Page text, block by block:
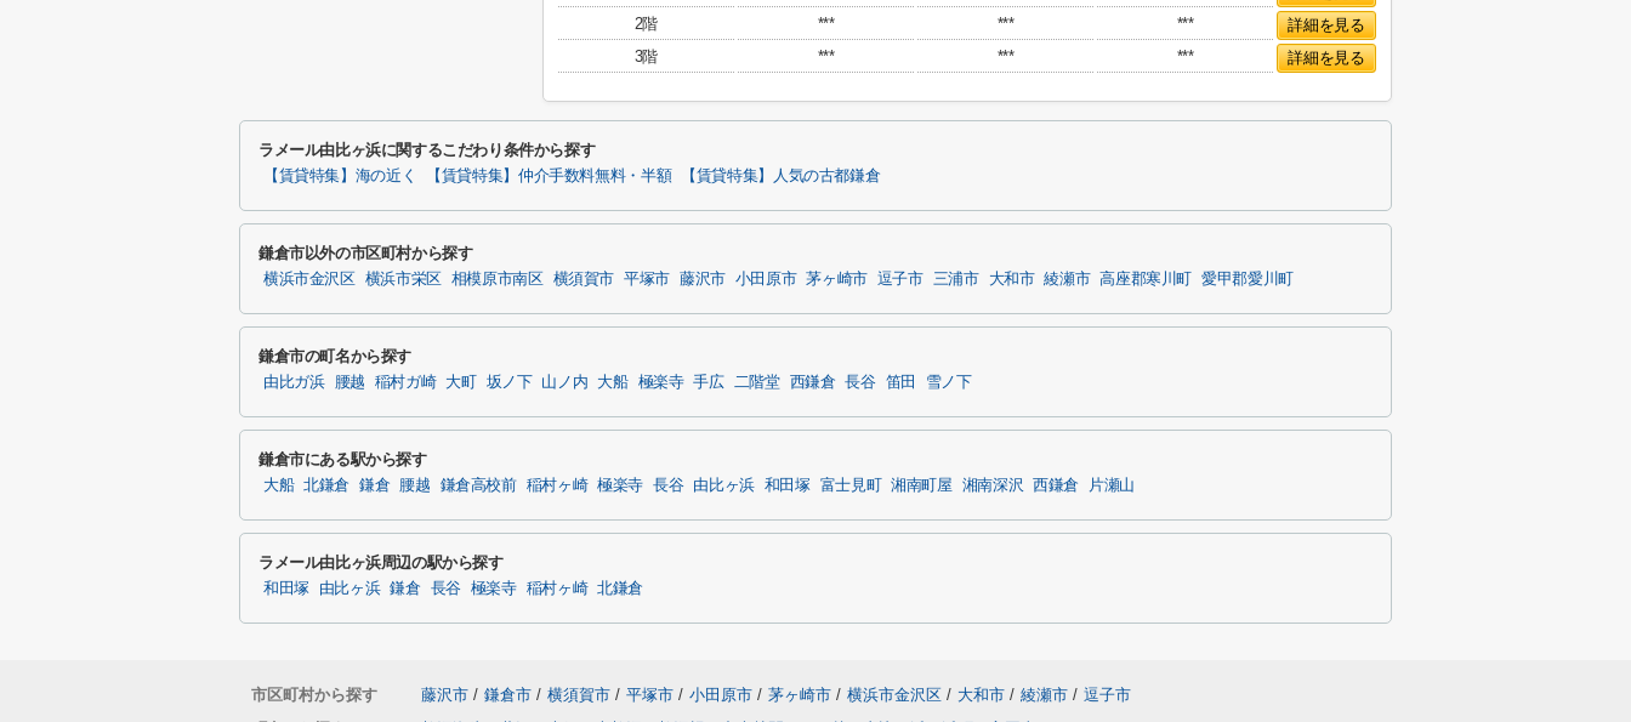
2階
*** *** ***
詳細を見る
3階
*** *** *** 詳細を見る
ラメール由比ヶ浜に関するこだわり条件から探す
【賃貸特集】海の近く 【賃貸特集】仲介手数料無料・半額 【賃貸特集】人気の古都鎌倉
鎌倉市以外の市区町村から探す
横浜市金沢区 横浜市栄区 相模原市南区 横須賀市 平塚市 藤沢市 小田原市 茅ヶ崎市 逗子市 三浦市 大和市 綾瀬市 高座郡寒川町 愛甲郡愛川町
鎌倉市の町名から探す
由比ガ浜 腰越 稲村ガ崎 大町 坂ノ下 山ノ内 大船 極楽寺 手広 二階堂 西鎌倉 長谷 笛田 雪ノ下
鎌倉市にある駅から探す
大船 北鎌倉 鎌倉 腰越 鎌倉高校前 稲村ヶ崎 極楽寺 長谷 由比ヶ浜 和田塚 富士見町 湘南町屋 湘南深沢 西鎌倉 片瀬山
ラメール由比ヶ浜周辺の駅から探す
和田塚 由比ヶ浜 鎌倉 長谷 極楽寺 稲村ヶ崎 北鎌倉
市区町村から探す 藤沢市 / 鎌倉市 / 横須賀市 / 平塚市 / 小田原市 / 茅ヶ崎市 / 横浜市金沢区 / 大和市 / 綾瀬市 / 逗子市